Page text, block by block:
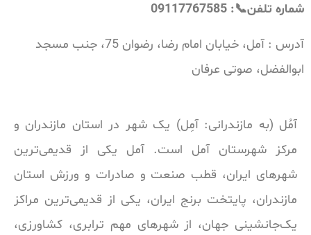
شماره تلفن📞: 09117767585
آدرس : آمل، خیابان امام رضا، رضوان 75، جنب مسجد
ابوالفضل، صوتی عرفان
آمُل (به مازندرانی: آمِل) یک شهر در استان مازندران و
مرکز شهرستان آمل است. آمل یکی از قدیمی‌ترین
شهرهای ایران، قطب صنعت و صادرات و ورزش استان
مازندران، پایتخت برنج ایران، یکی از قدیمی‌ترین مراکز
یک‌جانشینی جهان، از شهرهای مهم ترابری، کشاورزی،